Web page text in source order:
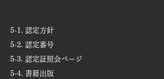
5-1. 認定方針
5-2. 認定番号
5-3. 認定証照会ページ
5-4. 書籍出版